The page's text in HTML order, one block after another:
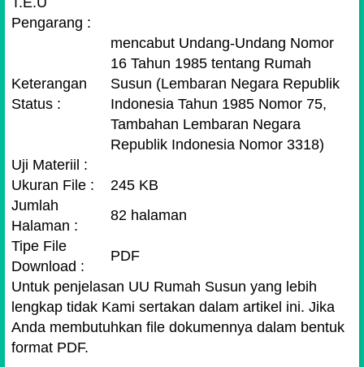
Pengarang :
Keterangan
Status :
mencabut Undang-Undang Nomor
16 Tahun 1985 tentang Rumah
Susun (Lembaran Negara Republik
Indonesia Tahun 1985 Nomor 75,
Tambahan Lembaran Negara
Republik Indonesia Nomor 3318)
Uji Materiil :
Ukuran File :
245 KB
Jumlah
Halaman :
82 halaman
Tipe File
Download :
PDF
Untuk penjelasan UU Rumah Susun yang lebih
lengkap tidak Kami sertakan dalam artikel ini. Jika
Anda membutuhkan file dokumennya dalam bentuk
format PDF.